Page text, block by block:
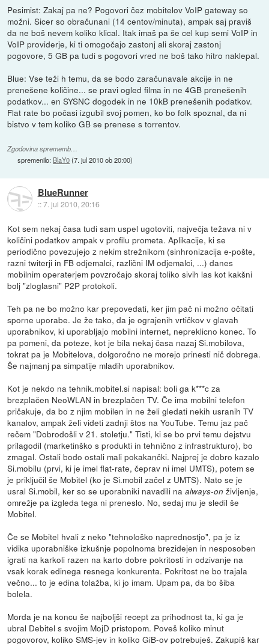
Pesimist: Zakaj pa ne? Pogovori čez mobitelov VoIP gateway so
možni. Sicer so obračunani (14 centov/minuta), ampak saj praviš
da ne boš nevem koliko klical. Itak imaš pa še cel kup semi VoIP in
VoIP providerje, ki ti omogočajo zastonj ali skoraj zastonj
pogovore, 5 GB pa tudi s pogovori vred ne boš tako hitro naklepal.
Blue: Vse teži h temu, da se bodo zaračunavale akcije in ne
prenešene količine... se pravi ogled filma in ne 4GB prenešenih
podatkov... en SYSNC dogodek in ne 10kB prenešenih podatkov.
Flat rate bo počasi izgubil svoj pomen, ko bo folk spoznal, da ni
bistvo v tem koliko GB se prenese s torrentov.
Zgodovina sprememb…
spremenilo: BlaY0(7. jul 2010 ob 20:00)
BlueRunner
::7. jul 2010, 20:16
Kot sem nekaj časa tudi sam uspel ugotoviti, največja težava ni v
količini podatkov ampak v profilu prometa. Aplikacije, ki se
periodično povezujejo z nekim strežnikom (sinhronizacija e-pošte,
razni twiterji in FB odjemalci, različni IM odjemalci, ...) danes
mobilnim operaterjem povzročajo skoraj toliko sivih las kot kakšni
bolj "zloglasni" P2P protokoli.
Teh pa ne bo možno kar prepovedati, ker jim pač ni možno očitati
sporne uporabe. Je že tako, da je ograjenih vrtičkov v glavah
uporabnikov, ki uporabljajo mobilni internet, nepreklicno konec. To
pa pomeni, da poteze, kot je bila nekaj časa nazaj Si.mobilova,
tokrat pa je Mobitelova, dolgoročno ne morejo prinesti nič dobrega.
Še najmanj pa simpatije mladih uporabnikov.
Kot je nekdo na tehnik.mobitel.si napisal: boli ga k***c za
brezplačen NeoWLAN in brezplačen TV. Če ima mobilni telefon
pričakuje, da bo z njim mobilen in ne želi gledati nekih usranih TV
kanalov, ampak želi videti zadnji štos na YouTube. Temu jaz pač
rečem "Dobrodošli v 21. stoletju." Tisti, ki se bo prvi temu dejstvu
prilagodil (marketinško s produkti in tehnično z infrastrukturo), bo
zmagal. Ostali bodo ostali mali pokakančki. Najprej je dobro kazalo
Si.mobilu (prvi, ki je imel flat-rate, čeprav ni imel UMTS), potem se
je priključil še Mobitel (ko je Si.mobil začel z UMTS). Nato se je
usral Si.mobil, ker so se uporabniki navadili naalways-on življenje,
omrežje pa izgleda tega ni preneslo. No, sedaj mu je sledil še
Mobitel.
Če se Mobitel hvali z neko "tehnološko naprednostjo", pa je iz
vidika uporabniške izkušnje popolnoma brezidejen in nesposoben
igrati na karkoli razen na karto dobre pokritosti in odzivanje na
vsak korak edinega resnega konkurenta. Pokritost ne bo trajala
večno... to je edina tolažba, ki jo imam. Upam pa, da bo šiba
bolela.
Morda je na koncu še najboljši recept za prihodnost ta, ki ga je
ubral Debitel s svojim MojD pristopom. Poveš koliko minut
pogovorov, koliko SMS-jev in koliko GiB-ov potrebuješ. Zakupiš kar